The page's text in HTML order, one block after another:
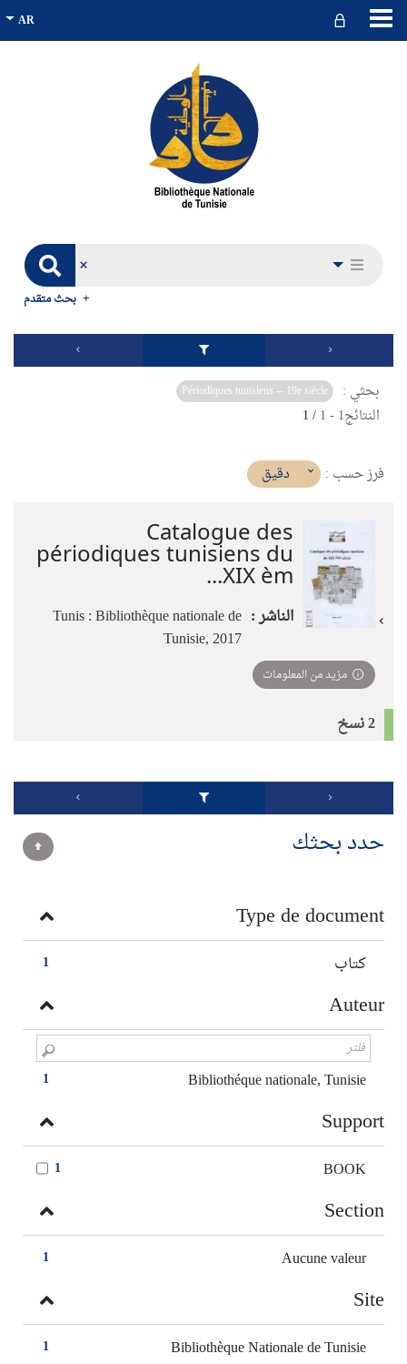
بحث متقدم
بحثي : Périodiques tunisiens -- 19e siècle
النتائج1
-
1
/ 1
فرز حسب : (imediat
تأثير)
دقيق
Catalogue des
périodiques tunisiens du
XIX èm...
الناشر : Tunis : Bibliothèque nationale de
Tunisie, 2017
مزيد من المعلومات
2 نسخ
حدد بحثك
Type de document
1 كتاب
Auteur
1 Bibliothéque nationale, Tunisie
Support
1 BOOK
Section
1 Aucune valeur
Site
1 Bibliothèque Nationale de Tunisie